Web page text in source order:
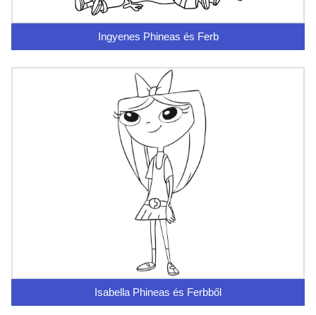
Ingyenes Phineas és Ferb
Isabella Phineas és Ferbből